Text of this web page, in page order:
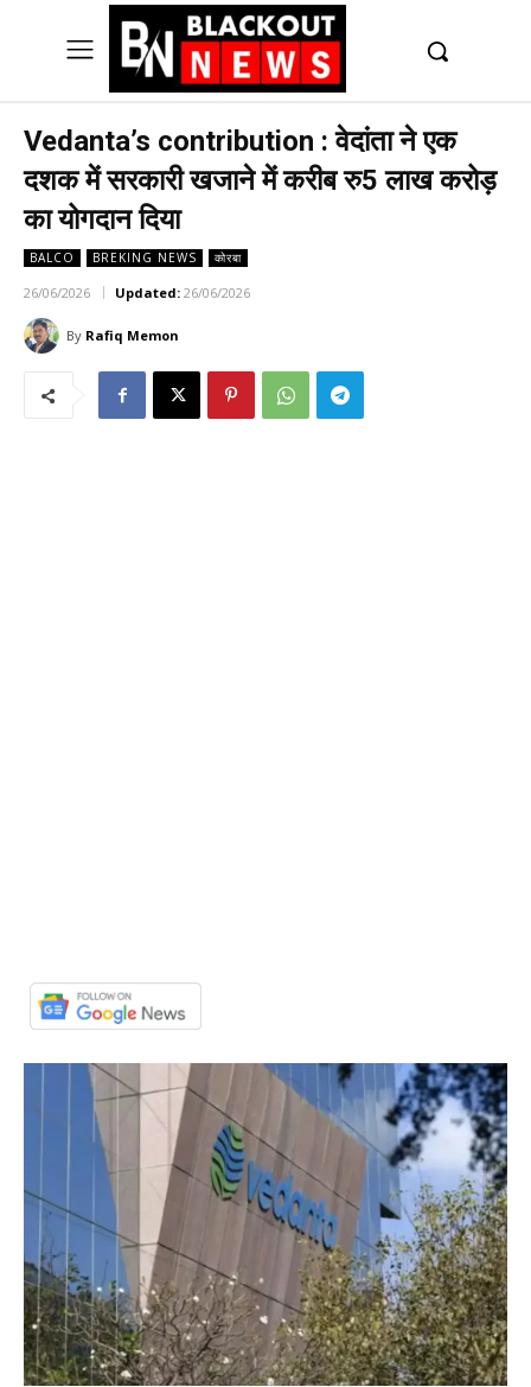
Vedanta’s contribution : वेदांता ने एक
दशक में सरकारी खजाने में करीब रु5 लाख करोड़
का योगदान दिया
BALCO BREKING NEWS कोरबा
26/06/2026 Updated: 26/06/2026
By Rafiq Memon